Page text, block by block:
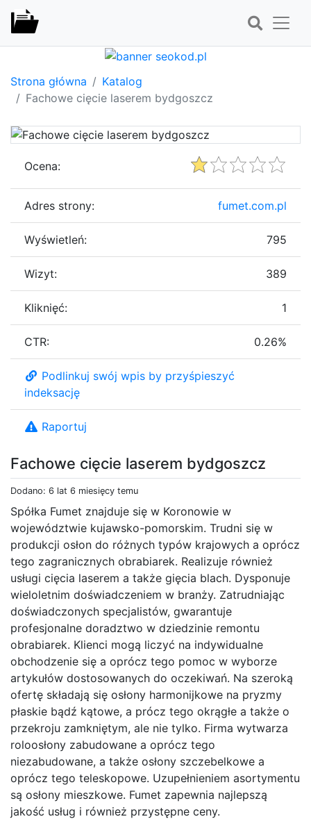
Strona główna
Katalog
Fachowe cięcie laserem bydgoszcz
Fachowe cięcie laserem bydgoszcz
Dodano: 6 lat 6 miesięcy temu
Spółka Fumet znajduje się w Koronowie w
województwie kujawsko-pomorskim. Trudni się w
produkcji osłon do różnych typów krajowych a oprócz
tego zagranicznych obrabiarek. Realizuje również
usługi cięcia laserem a także gięcia blach. Dysponuje
wieloletnim doświadczeniem w branży. Zatrudniając
doświadczonych specjalistów, gwarantuje
profesjonalne doradztwo w dziedzinie remontu
obrabiarek. Klienci mogą liczyć na indywidualne
obchodzenie się a oprócz tego pomoc w wyborze
artykułów dostosowanych do oczekiwań. Na szeroką
ofertę składają się osłony harmonijkowe na pryzmy
płaskie bądź kątowe, a prócz tego okrągłe a także o
przekroju zamkniętym, ale nie tylko. Firma wytwarza
roloosłony zabudowane a oprócz tego
niezabudowane, a także osłony szczebelkowe a
oprócz tego teleskopowe. Uzupełnieniem asortymentu
są osłony mieszkowe. Fumet zapewnia najlepszą
jakość usług i również przystępne ceny.
Ocena:
Adres strony: fumet.com.pl
Wyświetleń: 795
Wizyt: 389
Kliknięć: 1
CTR: 0.26%
Podlinkuj swój wpis by przyśpieszyć
indeksację
Raportuj